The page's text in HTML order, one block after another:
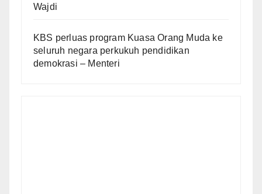
Wajdi
KBS perluas program Kuasa Orang Muda ke
seluruh negara perkukuh pendidikan
demokrasi – Menteri